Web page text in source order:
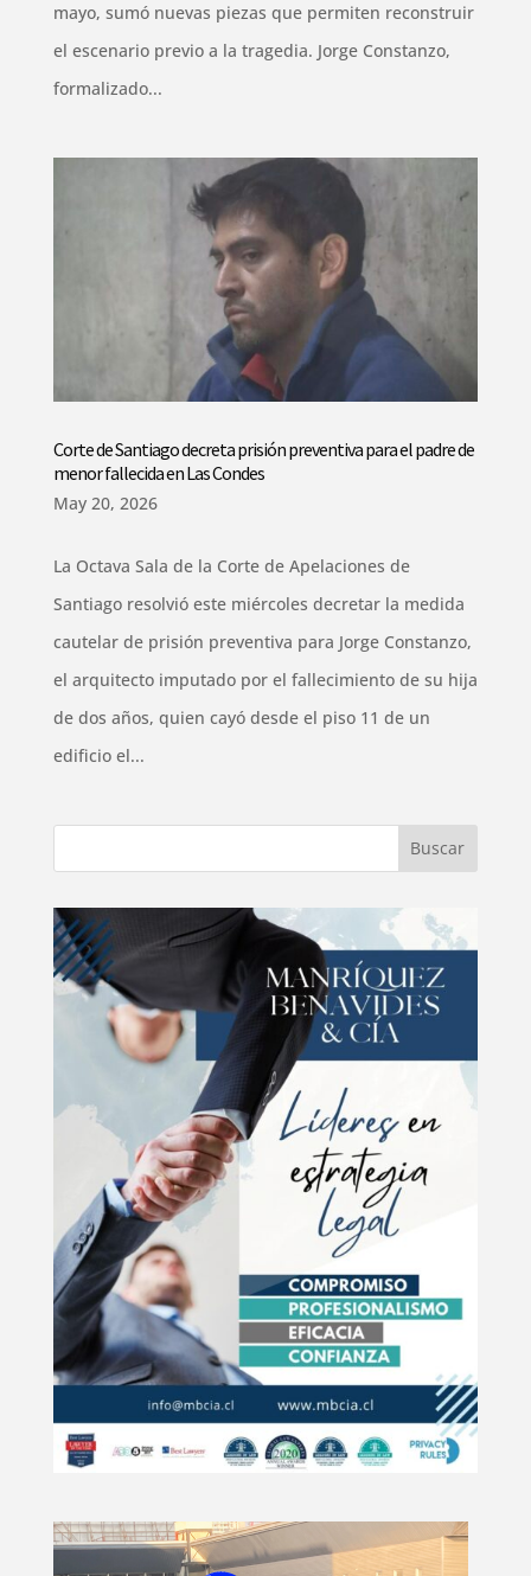
mayo, sumó nuevas piezas que permiten reconstruir
el escenario previo a la tragedia. Jorge Constanzo,
formalizado...
Corte de Santiago decreta prisión preventiva para el padre de
menor fallecida en Las Condes
May 20, 2026
La Octava Sala de la Corte de Apelaciones de
Santiago resolvió este miércoles decretar la medida
cautelar de prisión preventiva para Jorge Constanzo,
el arquitecto imputado por el fallecimiento de su hija
de dos años, quien cayó desde el piso 11 de un
edificio el...